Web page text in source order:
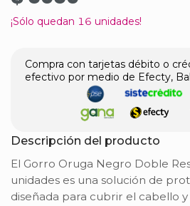
¡Sólo quedan 16 unidades!
Compra con tarjetas débito o
efectivo por medio de Efecty,
Descripción del producto
El Gorro Oruga Negro Doble
unidades es una solución de
diseñada para cubrir el cabello